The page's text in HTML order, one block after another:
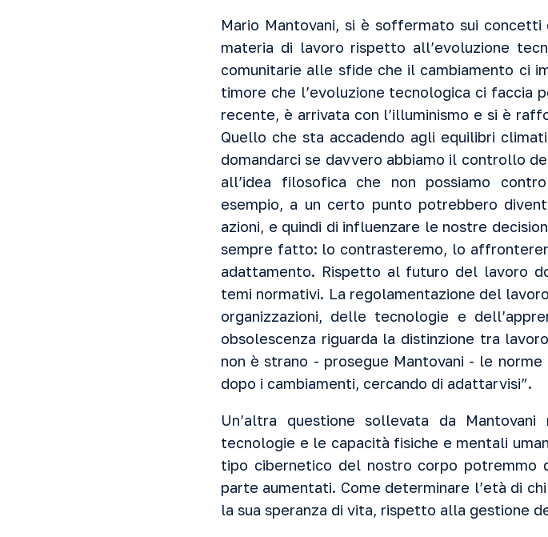
Mario Mantovani, si è soffermato sui
materia di lavoro rispetto all’evoluzione
comunitarie alle sfide che il cambiamento ci
timore che l’evoluzione tecnologica ci faccia
recente, è arrivata con l’illuminismo e si è
Quello che sta accadendo agli equilibri
domandarci se davvero abbiamo il controllo
all’idea filosofica che non possiamo
esempio, a un certo punto potrebbero
azioni, e quindi di influenzare le nostre
sempre fatto: lo contrasteremo, lo
adattamento. Rispetto al futuro del lavoro
temi normativi. La regolamentazione del
organizzazioni, delle tecnologie e
obsolescenza riguarda la distinzione tra
non è strano - prosegue Mantovani - le
dopo i cambiamenti, cercando di adattarvisi”.
Un’altra questione sollevata da
tecnologie e le capacità fisiche e mentali
tipo cibernetico del nostro corpo potremmo
parte aumentati. Come determinare l’età di
la sua speranza di vita, rispetto alla gestione